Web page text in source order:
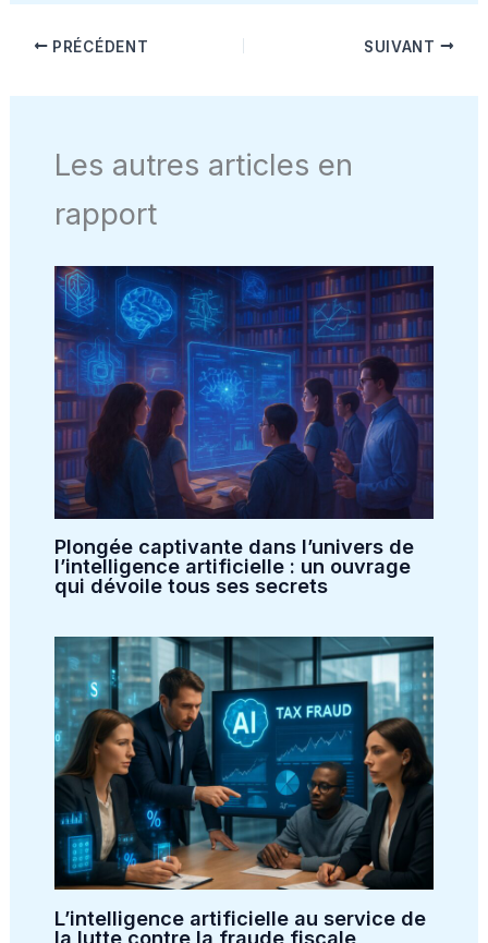
PRÉCÉDENT SUIVANT
Les autres articles en
rapport
Plongée captivante dans l’univers de
l’intelligence artificielle : un ouvrage
qui dévoile tous ses secrets
L’intelligence artificielle au service de
la lutte contre la fraude fiscale